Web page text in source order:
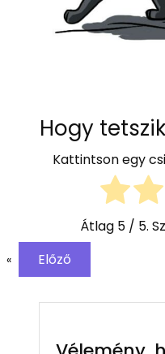
Hogy
Kattintson egy
Átlag 5/ 5.
« Előző